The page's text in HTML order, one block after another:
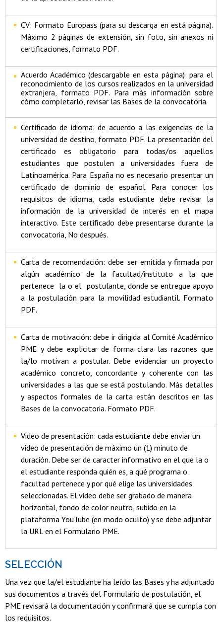
CV: Formato Europass (para su descarga en está página).
Máximo 2 páginas de extensión, sin foto, sin anexos ni
certificaciones, formato PDF.
Acuerdo Académico (descargable en esta página): para el
reconocimiento de los cursos realizados en la universidad
extranjera, formato PDF. Para más información sobre
cómo completarlo, revisar las Bases de la convocatoria.
Certificado de idioma: de acuerdo a las exigencias de la
universidad de destino, formato PDF. La presentación del
certificado es obligatorio para todas/os aquellos
estudiantes que postulen a universidades fuera de
Latinoamérica. Para España no es necesario presentar un
certificado de dominio de español. Para conocer los
requisitos de idioma, cada estudiante debe revisar la
información de la universidad de interés en el mapa
interactivo. Este certificado debe presentarse durante la
convocatoria, No después.
Carta de recomendación: debe ser emitida y firmada por
algún académico de la facultad/instituto a la que
pertenece la o el postulante, donde se entregue apoyo
a la postulación para la movilidad estudiantil. Formato
PDF.
Carta de motivación: debe ir dirigida al Comité Académico
PME y debe explicitar de forma clara las razones que
la/lo motivan a postular. Debe evidenciar un proyecto
académico concreto, concordante y coherente con las
universidades a las que se está postulando. Más detalles
y aspectos formales de la carta están descritos en las
Bases de la convocatoria. Formato PDF.
Video de presentación: cada estudiante debe enviar un
video de presentación de máximo un (1) minuto de
duración. Debe ser de caracter informativo en el que la o
el estudiante responda quién es, a qué programa o
facultad pertenece y por qué elige las universidades
seleccionadas. El video debe ser grabado de manera
horizontal, fondo de color neutro, subido en la
plataforma YouTube (en modo oculto) y se debe adjuntar
la URL en el Formulario PME.
SELECCIÓN
Una vez que la/el estudiante ha leído las Bases y ha adjuntado
sus documentos a través del Formulario de postulación, el
PME revisará la documentación y confirmará que se cumpla con
los requisitos.